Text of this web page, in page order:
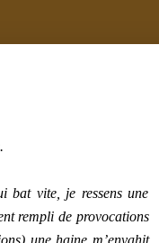
bat vite, je ressens une
rempli de provocations
une haine m’envahit